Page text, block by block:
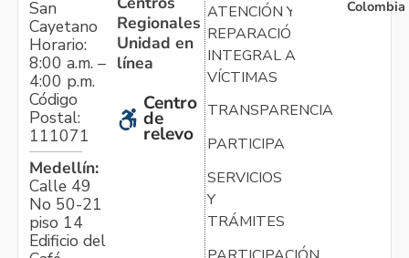
San
Cayetano
Horario:
8:00 a.m. –
4:00 p.m.
Código
Postal:
111071
Medellín:
Calle 49
No 50-21
piso 14
Edificio del
Regionales
Unidad en
línea
Centro
de
relevo
ATENCIÓN Y
REPARACIÓN
INTEGRAL A
VÍCTIMAS
TRANSPARENCIA
PARTICIPA
SERVICIOS
Y
TRÁMITES
Colombia